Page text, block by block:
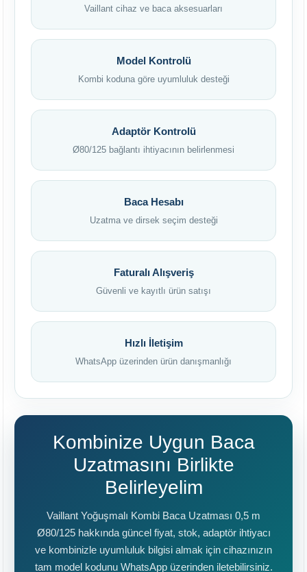
Vaillant cihaz ve baca aksesuarları
Model Kontrolü
Kombi koduna göre uyumluluk desteği
Adaptör Kontrolü
Ø80/125 bağlantı ihtiyacının belirlenmesi
Baca Hesabı
Uzatma ve dirsek seçim desteği
Faturalı Alışveriş
Güvenli ve kayıtlı ürün satışı
Hızlı İletişim
WhatsApp üzerinden ürün danışmanlığı
Kombinize Uygun Baca
Uzatmasını Birlikte
Belirleyelim
Vaillant Yoğuşmalı Kombi Baca Uzatması 0,5 m
Ø80/125 hakkında güncel fiyat, stok, adaptör ihtiyacı
ve kombinizle uyumluluk bilgisi almak için cihazınızın
tam model kodunu WhatsApp üzerinden iletebilirsiniz.